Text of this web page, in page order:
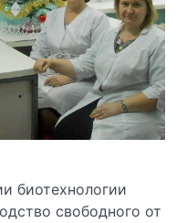
биотехнологии
свободного от